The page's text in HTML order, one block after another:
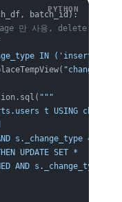
batch_id):
만 사용, delete 와 함께
IN
"changes"
"""
t USING changes
s._change_type =
UPDATE SET *
AND s._change_type !=